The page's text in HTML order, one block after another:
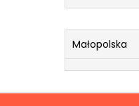
Małopolska